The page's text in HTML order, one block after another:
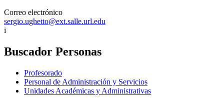
Correo electrónico
sergio.ughetto@ext.salle.url.edu
i
Buscador Personas
Profesorado
Personal de Administración y Servicios
Unidades Académicas y Administrativas